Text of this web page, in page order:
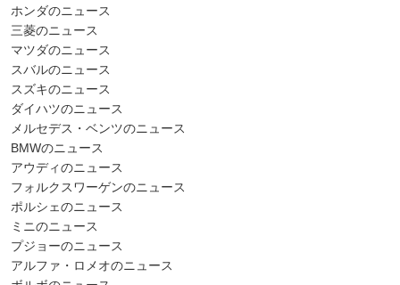
ホンダのニュース
三菱のニュース
マツダのニュース
スバルのニュース
スズキのニュース
ダイハツのニュース
メルセデス・ベンツのニュース
BMWのニュース
アウディのニュース
フォルクスワーゲンのニュース
ポルシェのニュース
ミニのニュース
プジョーのニュース
アルファ・ロメオのニュース